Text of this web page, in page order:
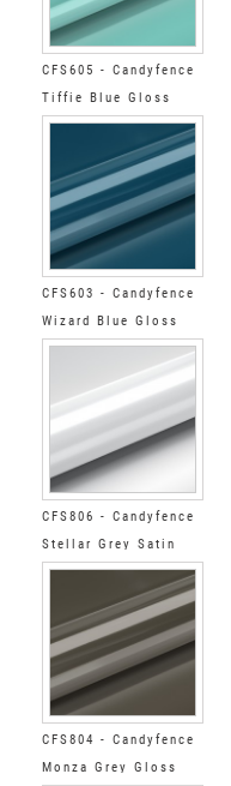
CFS605 - Candyfence
Tiffie Blue Gloss
CFS603 - Candyfence
Wizard Blue Gloss
CFS806 - Candyfence
Stellar Grey Satin
CFS804 - Candyfence
Monza Grey Gloss